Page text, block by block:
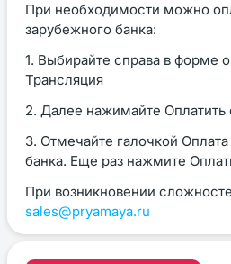
При необходимости можно
зарубежного банка:
1. Выбирайте справа в форме
Трансляция
2. Далее нажимайте Оплатить
3. Отмечайте галочкой
банка. Еще раз нажмите
При возникновении
sales@pryamaya.ru